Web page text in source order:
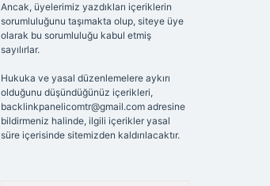
Ancak, üyelerimiz yazdıkları içeriklerin
sorumluluğunu taşımakta olup, siteye üye
olarak bu sorumluluğu kabul etmiş
sayılırlar.
Hukuka ve yasal düzenlemelere aykırı
olduğunu düşündüğünüz içerikleri,
backlinkpanelicomtr@gmail.comadresine
bildirmeniz halinde, ilgili içerikler yasal
süre içerisinde sitemizden kaldırılacaktır.